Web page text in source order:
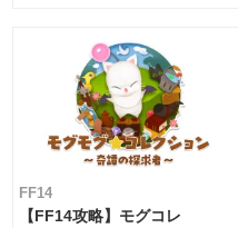
FF14
【FF14攻略】モグコレ